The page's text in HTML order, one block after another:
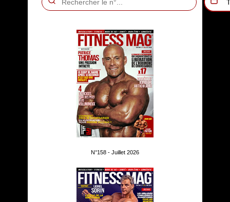
N°158 - Juillet 2026